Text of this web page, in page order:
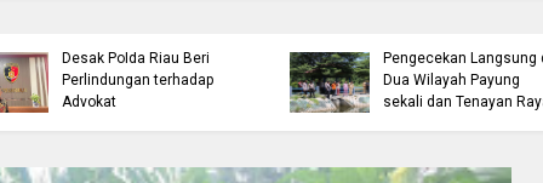
2026, Masyarakat Mesuji
Lanjutkan Reklaming
Lahan di Blok O:40, 41, 42
Rohul Tangkap
Sabu di Ujung Batu, Sita
Barang Bukti 3,89 Gram